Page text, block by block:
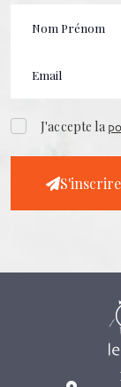
J'accepte la
S'inscrire